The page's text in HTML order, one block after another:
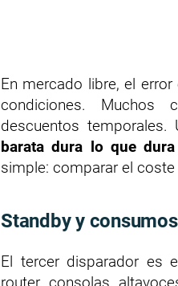
En mercado libre, el
condiciones. Muchos
descuentos
barata dura lo que
simple: comparar el
Standby y
El tercer disparador es